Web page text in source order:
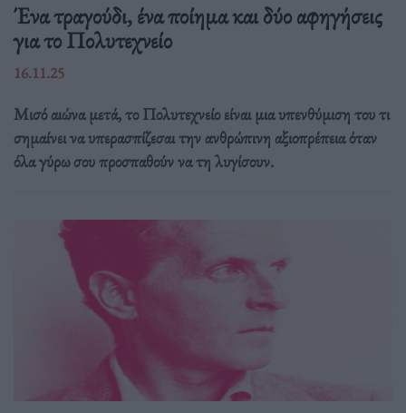
Ένα τραγούδι, ένα ποίημα και δύο αφηγήσεις
για το Πολυτεχνείο
16.11.25
Μισό αιώνα μετά, το Πολυτεχνείο είναι μια υπενθύμιση του τι
σημαίνει να υπερασπίζεσαι την ανθρώπινη αξιοπρέπεια όταν
όλα γύρω σου προσπαθούν να τη λυγίσουν.